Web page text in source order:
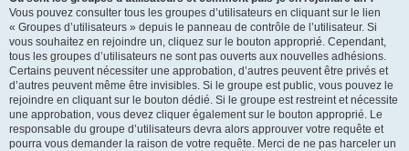
Vous pouvez consulter tous les groupes d’utilisateurs en cliquant sur le lien
« Groupes d’utilisateurs » depuis le panneau de contrôle de l’utilisateur. Si
vous souhaitez en rejoindre un, cliquez sur le bouton approprié. Cependant,
tous les groupes d’utilisateurs ne sont pas ouverts aux nouvelles adhésions.
Certains peuvent nécessiter une approbation, d’autres peuvent être privés et
d’autres peuvent même être invisibles. Si le groupe est public, vous pouvez le
rejoindre en cliquant sur le bouton dédié. Si le groupe est restreint et nécessite
une approbation, vous devez cliquer également sur le bouton approprié. Le
responsable du groupe d’utilisateurs devra alors approuver votre requête et
pourra vous demander la raison de votre requête. Merci de ne pas harceler un